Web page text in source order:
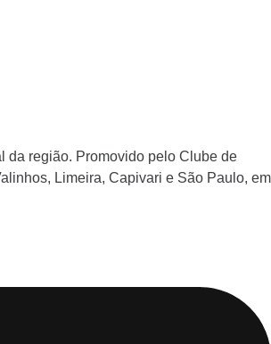
da região. Promovido pelo Clube de
Limeira, Capivari e São Paulo, em